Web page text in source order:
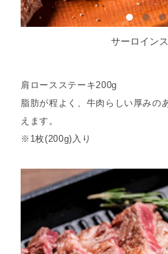
サーロイン
肩ロースステーキ200g
脂肪が程よく、牛肉らしい厚みの
えます。
※1枚(200g)入り